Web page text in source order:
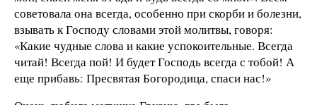
советовала она всегда, особенно при скорби и болезни,
взывать к Господу словами этой молитвы, говоря:
«Какие чудные слова и какие успокоительные. Всегда
читай! Всегда пой! И будет Господь всегда с тобой! А
еще прибавь: Пресвятая Богородица, спаси нас!»